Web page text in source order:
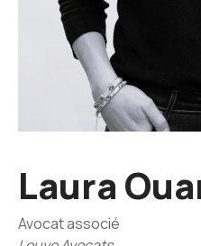
Laura
Avocat associé